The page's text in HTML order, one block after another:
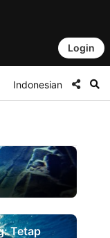
Login
Indonesian
Tetap